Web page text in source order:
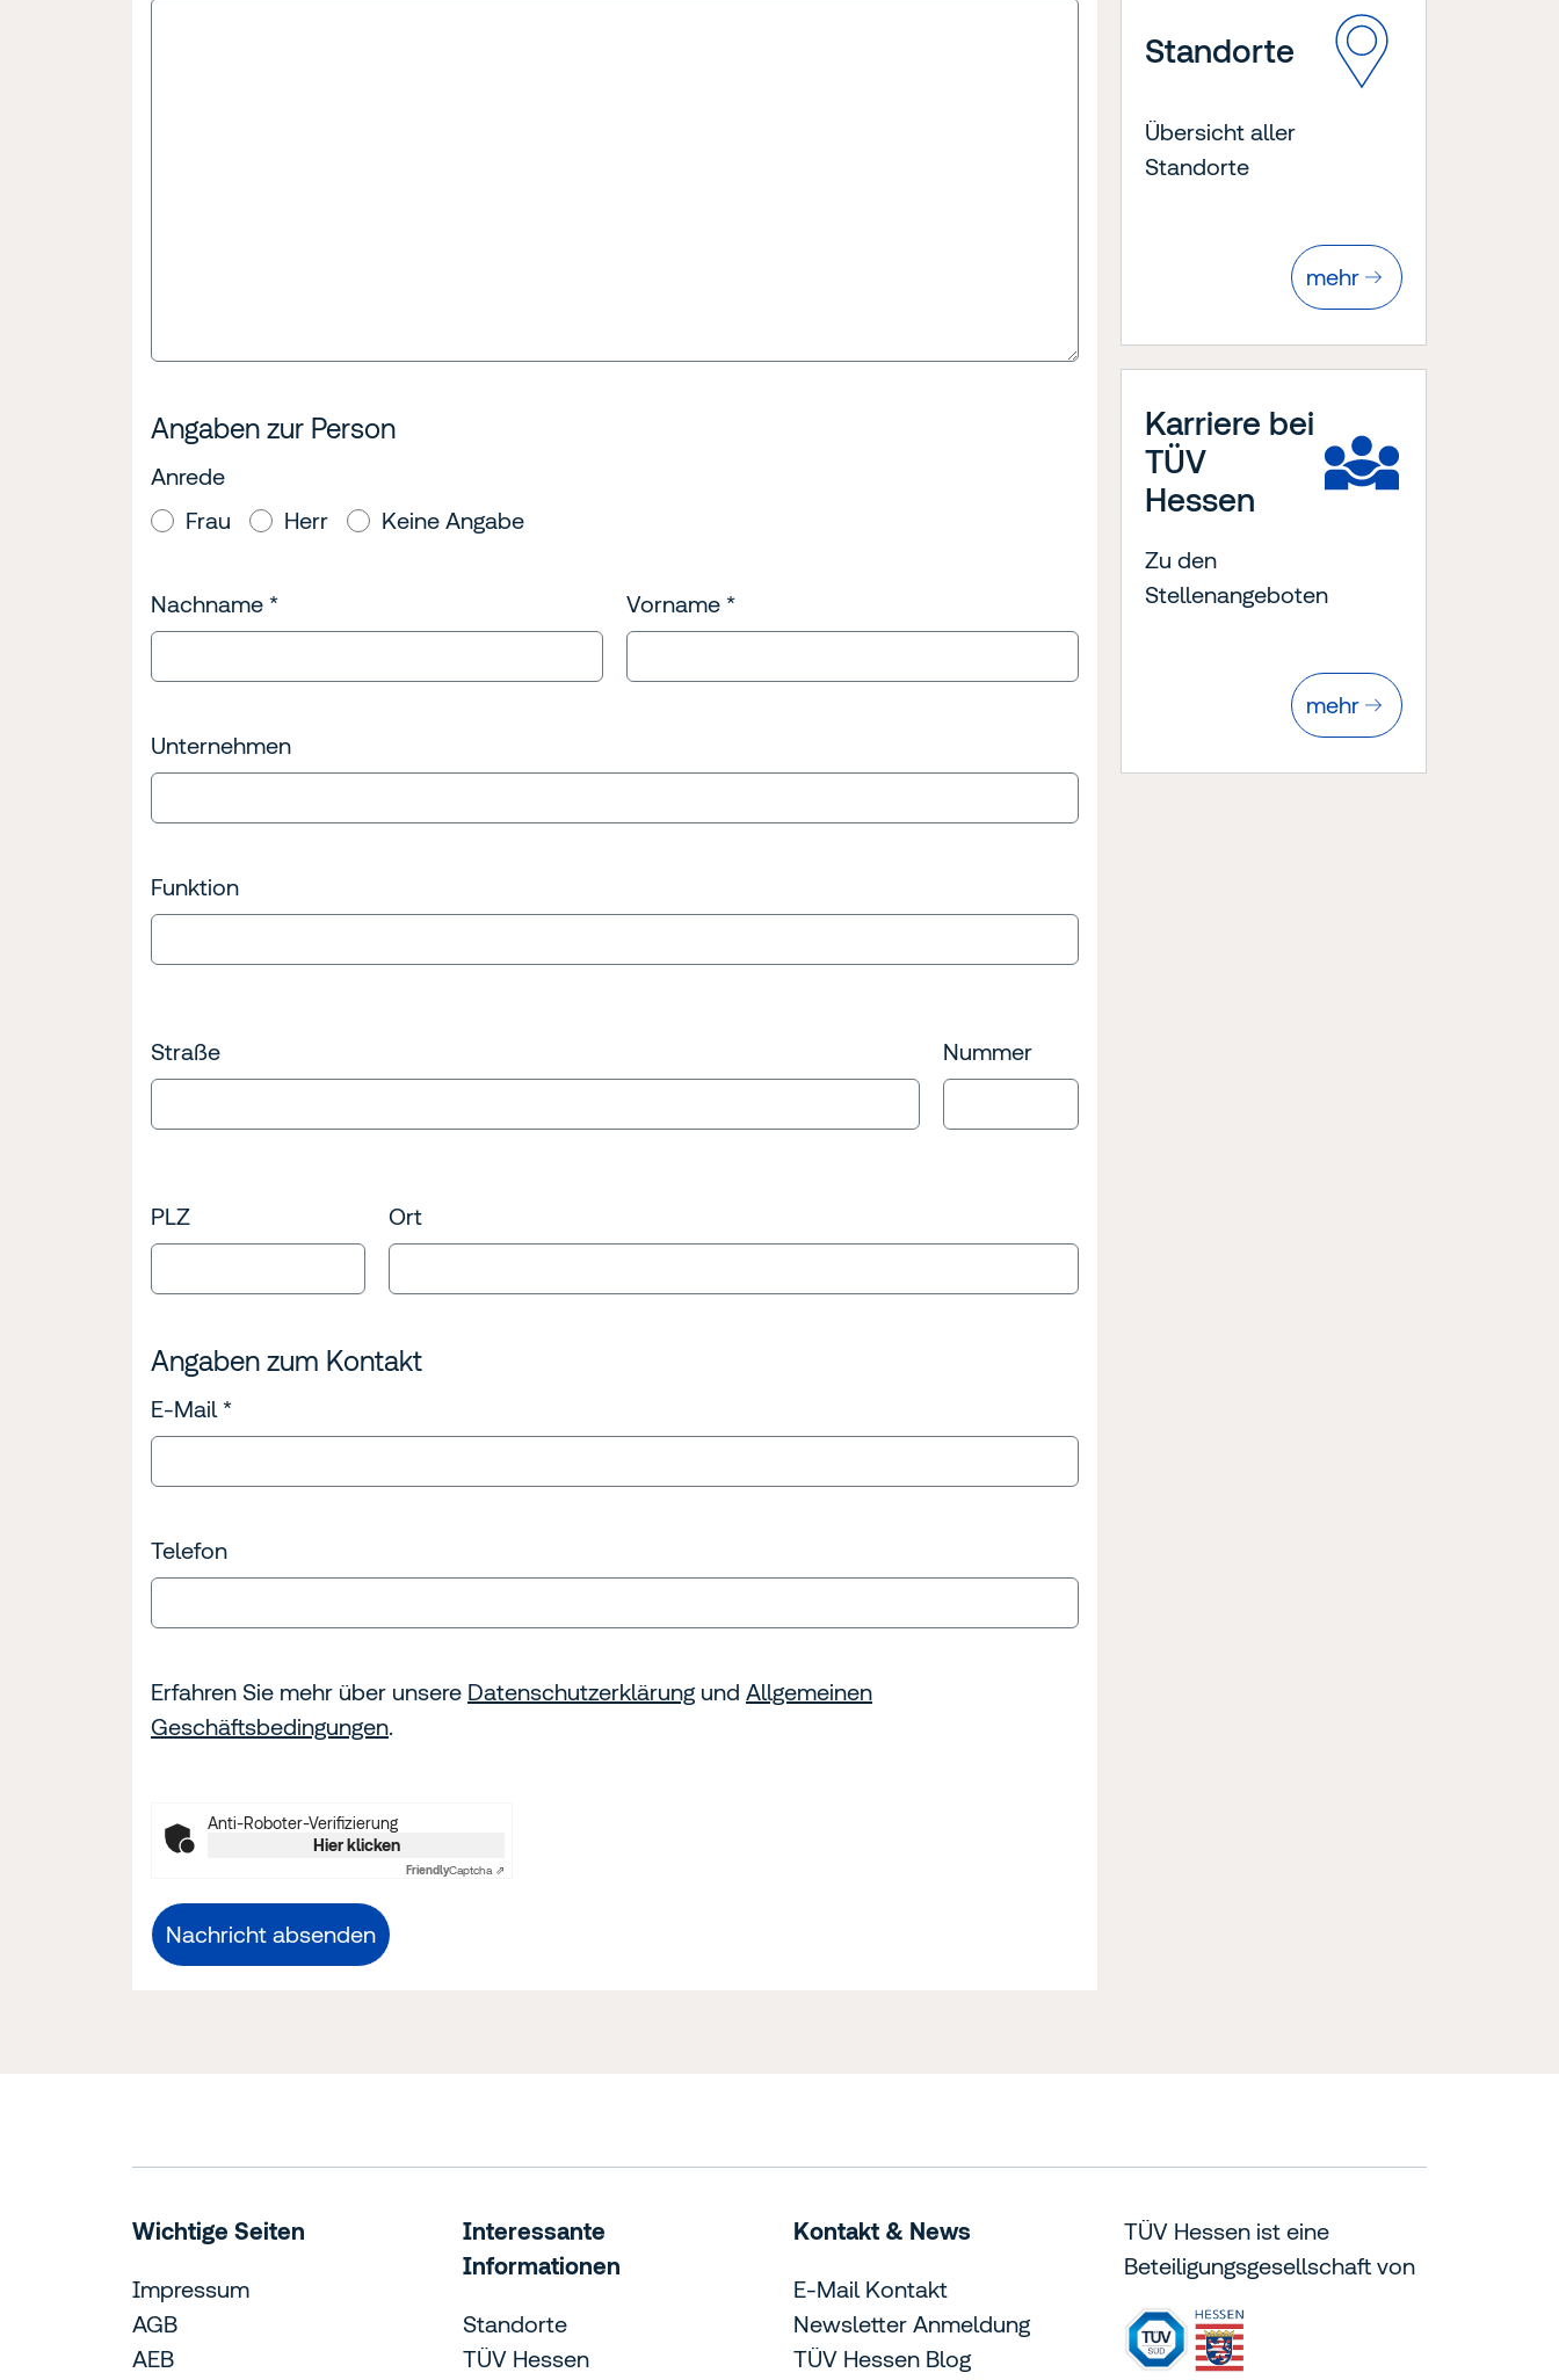
Angaben zur Person
Anrede
Frau
Herr Keine Angabe
Nachname * Vorname *
Unternehmen
Funktion
Straße Nummer
PLZ Ort
Angaben zum Kontakt
E-Mail *
Telefon
Erfahren Sie mehr über unsere Datenschutzerklärungund Allgemeinen
Geschäftsbedingungen.
Anti-Roboter-Verifizierung
Hier klicken
FriendlyCaptcha ⇗
Nachricht absenden
Standorte
Übersicht aller
Standorte
mehr
Karriere bei
TÜV
Hessen
Zu den
Stellenangeboten
mehr
Wichtige Seiten
Impressum
AGB
AEB
Interessante
Informationen
Standorte
TÜV Hessen
Kontakt & News
E-Mail Kontakt
Newsletter Anmeldung
TÜV Hessen Blog
TÜV Hessen ist eine
Beteiligungsgesellschaft von